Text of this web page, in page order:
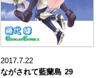
2017.7.22
ながされて藍蘭島 29